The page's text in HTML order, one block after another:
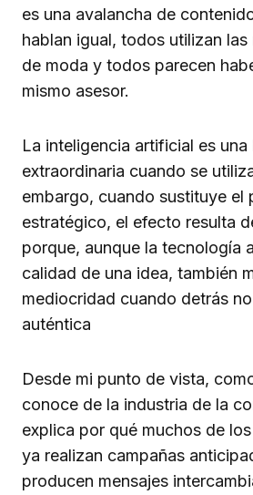
es una avalancha de
hablan igual, todos utilizan las
de moda y todos parecen
mismo asesor.
La inteligencia artificial es una
extraordinaria cuando se
embargo, cuando sustituye el
estratégico, el efecto resulta
porque, aunque la tecnología
calidad de una idea, también
mediocridad cuando detrás
auténtica
Desde mi punto de vista,
conoce de la industria de la
explica por qué muchos de
ya realizan campañas
producen mensajes